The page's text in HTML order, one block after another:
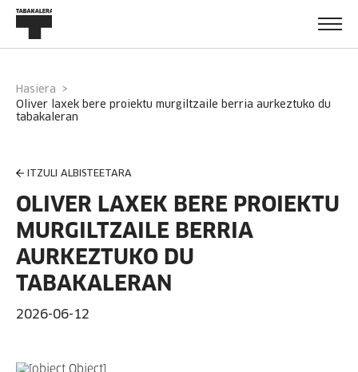
Hasiera
oliver laxek bere proiektu murgiltzaile berria aurkeztuko du
tabakaleran
ITZULI ALBISTEETARA
OLIVER LAXEK BERE PROIEKTU
MURGILTZAILE BERRIA
AURKEZTUKO DU
TABAKALERAN
2026-06-12